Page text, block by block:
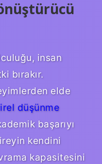
insan
bırakır.
elde
düşünme
başarıyı
kendini
kapasitesini